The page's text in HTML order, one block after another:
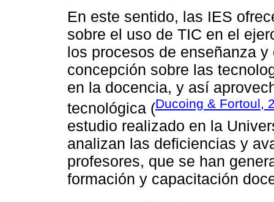
En este sentido, las IES
sobre el uso de TIC en el
los procesos de enseñanza
concepción sobre las
en la docencia, y así
tecnológica (Ducoing & Fortoul,
estudio realizado en la
analizan las deficiencias y
profesores, que se han
formación y capacitación